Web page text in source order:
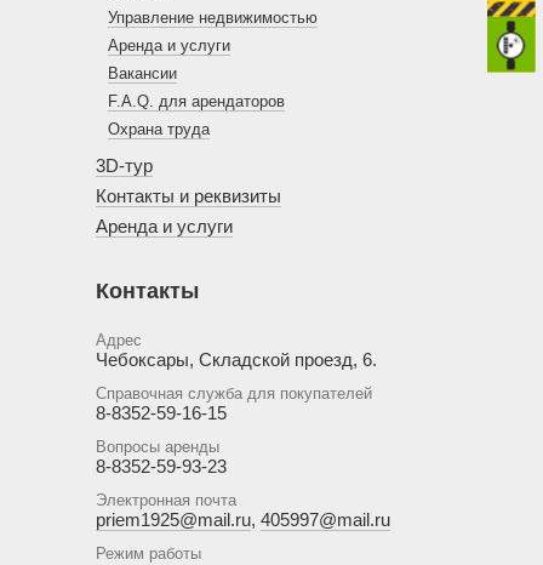
Управление недвижимостью
Аренда и услуги
Вакансии
F.A.Q. для арендаторов
Охрана труда
3D-тур
Контакты и реквизиты
Аренда и услуги
Контакты
Адрес
Чебоксары, Складской проезд, 6.
Справочная служба для покупателей
8-8352-59-16-15
Вопросы аренды
8-8352-59-93-23
Электронная почта
priem1925@mail.ru, 405997@mail.ru
Режим работы